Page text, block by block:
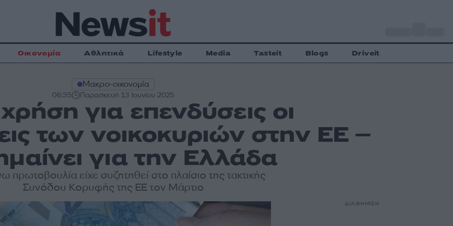
Οικονομία Αθλητικά Lifestyle Media Tasteit Blogs Driveit
Μακρο-οικονομία
06:35 Παρασκευή 13 Ιουνίου 2025
για επενδύσεις οι
των νοικοκυριών στην ΕΕ –
για την Ελλάδα
πρωτοβουλία είχε συζητηθεί στο πλαίσιο της τακτικής
Συνόδου Κορυφής της ΕΕ τον Μάρτιο
ΔΙΑΦΗΜΙΣΗ